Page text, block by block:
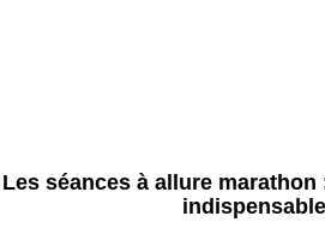
Les séances à allure